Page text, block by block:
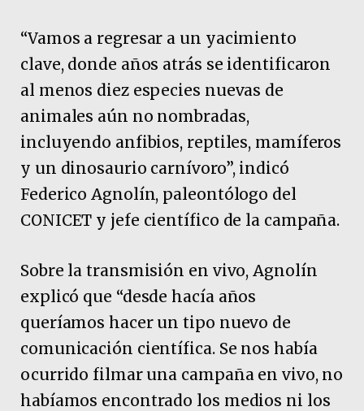
“Vamos a regresar a un yacimiento
clave, donde años atrás se identificaron
al menos diez especies nuevas de
animales aún no nombradas,
incluyendo anfibios, reptiles, mamíferos
y un dinosaurio carnívoro”, indicó
Federico Agnolín, paleontólogo del
CONICET y jefe científico de la campaña.
Sobre la transmisión en vivo, Agnolín
explicó que “desde hacía años
queríamos hacer un tipo nuevo de
comunicación científica. Se nos había
ocurrido filmar una campaña en vivo, no
habíamos encontrado los medios ni los